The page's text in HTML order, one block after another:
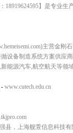
18919624595】是专业
主营金
设备制造系统方案供应
能源汽车,航空航天等领
- www.cutech.edu.cn
县，上海舰萱信息科技